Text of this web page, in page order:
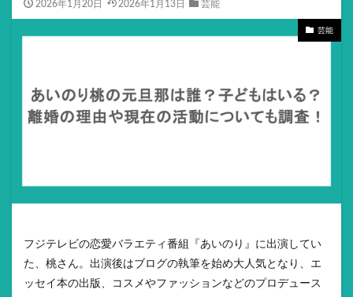
2026年1月20日 2026年1月13日 芸能
芸能
フジテレビの恋愛バラエティ番組『あいのり』に出演してい
た、桃さん。出演後はブログの執筆を始め大人気となり、エ
ッセイ本の出版、コスメやファッションなどのプロデュース